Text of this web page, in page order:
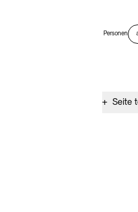
Personen
+ Seite